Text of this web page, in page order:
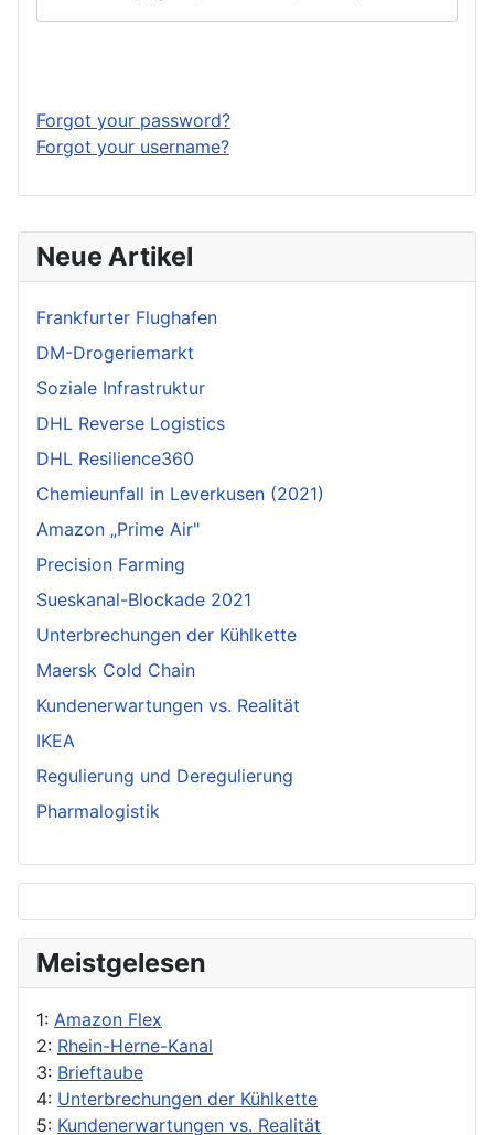
Neue Artikel
Frankfurter Flughafen
DM-Drogeriemarkt
Soziale Infrastruktur
DHL Reverse Logistics
DHL Resilience360
Chemieunfall in Leverkusen (2021)
Amazon „Prime Air"
Precision Farming
Sueskanal-Blockade 2021
Unterbrechungen der Kühlkette
Maersk Cold Chain
Kundenerwartungen vs. Realität
IKEA
Regulierung und Deregulierung
Pharmalogistik
Meistgelesen
1: Amazon Flex
2: Rhein-Herne-Kanal
3: Brieftaube
4: Unterbrechungen der Kühlkette
5: Kundenerwartungen vs. Realität
Forgot your password?
Forgot your username?